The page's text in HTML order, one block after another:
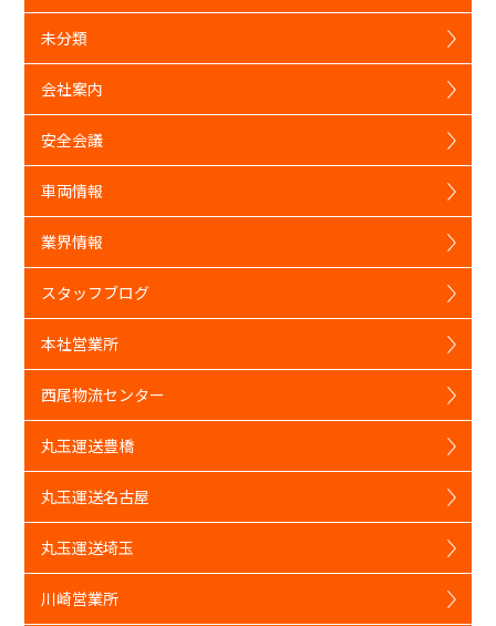
未分類
会社案内
安全会議
車両情報
業界情報
スタッフブログ
本社営業所
西尾物流センター
丸玉運送豊橋
丸玉運送名古屋
丸玉運送埼玉
川崎営業所